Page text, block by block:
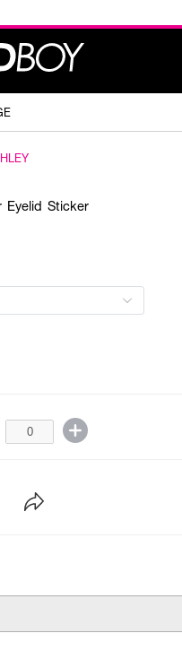
Eyelid Sticker